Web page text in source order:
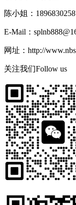
陈小姐：
E-Mail：
网址：http://
关注我们Follow us